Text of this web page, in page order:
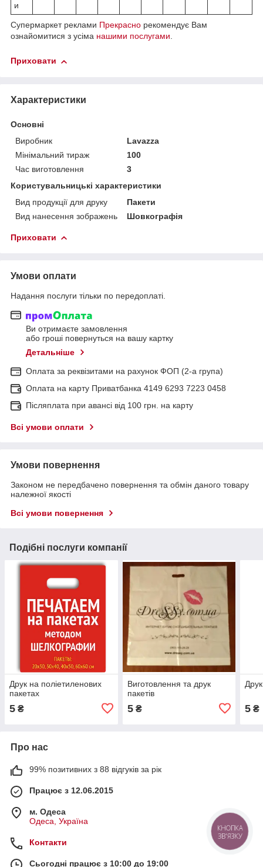
и
Супермаркет реклами Прекрасно рекомендує Вам
ознайомитися з усіма нашими послугами.
Приховати
Характеристики
Основні
Виробник
Lavazza
Мінімальний тираж
100
Час виготовлення
3
Користувальницькі характеристики
Вид продукції для друку
Пакети
Вид нанесення зображень
Шовкографія
Приховати
Умови оплати
Надання послуги тільки по передоплаті.
Ви отримаєте замовлення
або гроші повернуться на вашу картку
Детальніше
Оплата за реквізитами на рахунок ФОП (2-а група)
Оплата на карту Приватбанка 4149 6293 7223 0458
Післяплата при авансі від 100 грн. на карту
Всі умови оплати
Умови повернення
Законом не передбачено повернення та обмін даного товару
належної якості
Всі умови повернення
Подібні послуги компанії
Друк на поліетиленових
пакетах
5 ₴
Виготовлення та друк
пакетів
5₴ 5 ₴
Про нас
99% позитивних з 88 відгуків за рік
Працює з 12.06.2015
м. Одеса
Одеса, Україна
Контакти
Сьогодні працює з 10:00 до 19:00
КНОПКА
ЗВ'ЯЗКУ